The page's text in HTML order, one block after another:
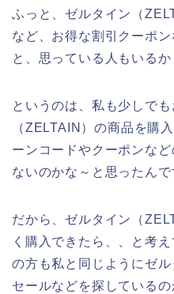
ふっと、ゼルタイン（
など、お得な割引クーポ
と、思っている人もいるか
というのは、私も少しで
（ZELTAIN）の商品を購
ーンコードやクーポンな
ないのかな～と思ったんで
だから、ゼルタイン（
く購入できたら、、と考
の方も私と同じようにゼ
セールなどを探しているの